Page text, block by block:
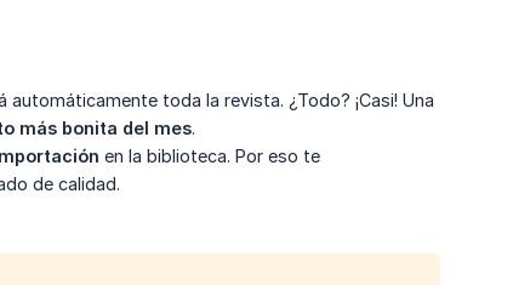
toda la revista. ¿Todo? ¡Casi! Una
más bonita del mes.
en la biblioteca. Por eso te
de calidad.